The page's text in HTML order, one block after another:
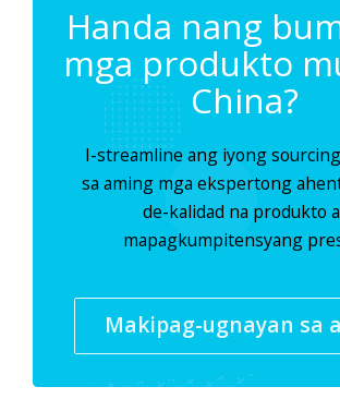
Handa nang
mga produkto
China?
I-streamline ang iyong
sa aming mga ekspertong
de-kalidad na produkto
mapagkumpitensyang
Makipag-ugnayan sa